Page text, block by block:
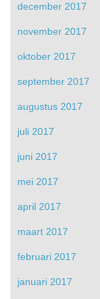
december 2017
november 2017
oktober 2017
september 2017
augustus 2017
juli 2017
juni 2017
mei 2017
april 2017
maart 2017
februari 2017
januari 2017